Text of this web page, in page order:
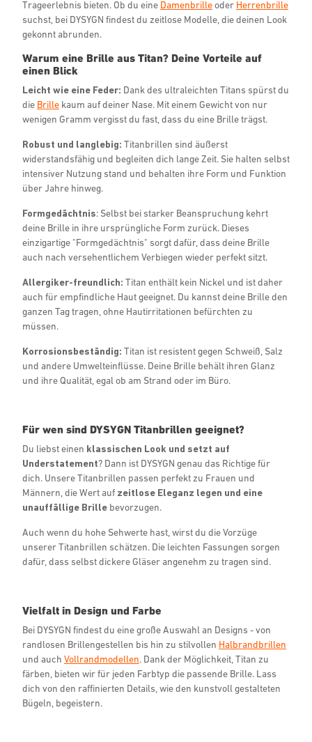
Trageerlebnis bieten. Ob du eine Damenbrilleoder Herrenbrille
suchst, bei DYSYGN findest du zeitlose Modelle, die deinen Look
gekonnt abrunden.
Warum eine Brille aus Titan? Deine Vorteile auf
einen Blick
Leicht wie eine Feder: Dank des ultraleichten Titans spürst du
die Brille kaum auf deiner Nase. Mit einem Gewicht von nur
wenigen Gramm vergisst du fast, dass du eine Brille trägst.
Robust und langlebig: Titanbrillen sind äußerst
widerstandsfähig und begleiten dich lange Zeit. Sie halten selbst
intensiver Nutzung stand und behalten ihre Form und Funktion
über Jahre hinweg.
Formgedächtnis: Selbst bei starker Beanspruchung kehrt
deine Brille in ihre ursprüngliche Form zurück. Dieses
einzigartige "Formgedächtnis" sorgt dafür, dass deine Brille
auch nach versehentlichem Verbiegen wieder perfekt sitzt.
Allergiker-freundlich: Titan enthält kein Nickel und ist daher
auch für empfindliche Haut geeignet. Du kannst deine Brille den
ganzen Tag tragen, ohne Hautirritationen befürchten zu
müssen.
Korrosionsbeständig: Titan ist resistent gegen Schweiß, Salz
und andere Umwelteinflüsse. Deine Brille behält ihren Glanz
und ihre Qualität, egal ob am Strand oder im Büro.
Für wen sind DYSYGN Titanbrillen geeignet?
Du liebst einen klassischen Look und setzt auf
Understatement? Dann ist DYSYGN genau das Richtige für
dich. Unsere Titanbrillen passen perfekt zu Frauen und
Männern, die Wert auf zeitlose Eleganz legen und eine
unauffällige Brille bevorzugen.
Auch wenn du hohe Sehwerte hast, wirst du die Vorzüge
unserer Titanbrillen schätzen. Die leichten Fassungen sorgen
dafür, dass selbst dickere Gläser angenehm zu tragen sind.
Vielfalt in Design und Farbe
Bei DYSYGN findest du eine große Auswahl an Designs - von
randlosen Brillengestellen bis hin zu stilvollen Halbrandbrillen
und auch Vollrandmodellen. Dank der Möglichkeit, Titan zu
färben, bieten wir für jeden Farbtyp die passende Brille. Lass
dich von den raffinierten Details, wie den kunstvoll gestalteten
Bügeln, begeistern.